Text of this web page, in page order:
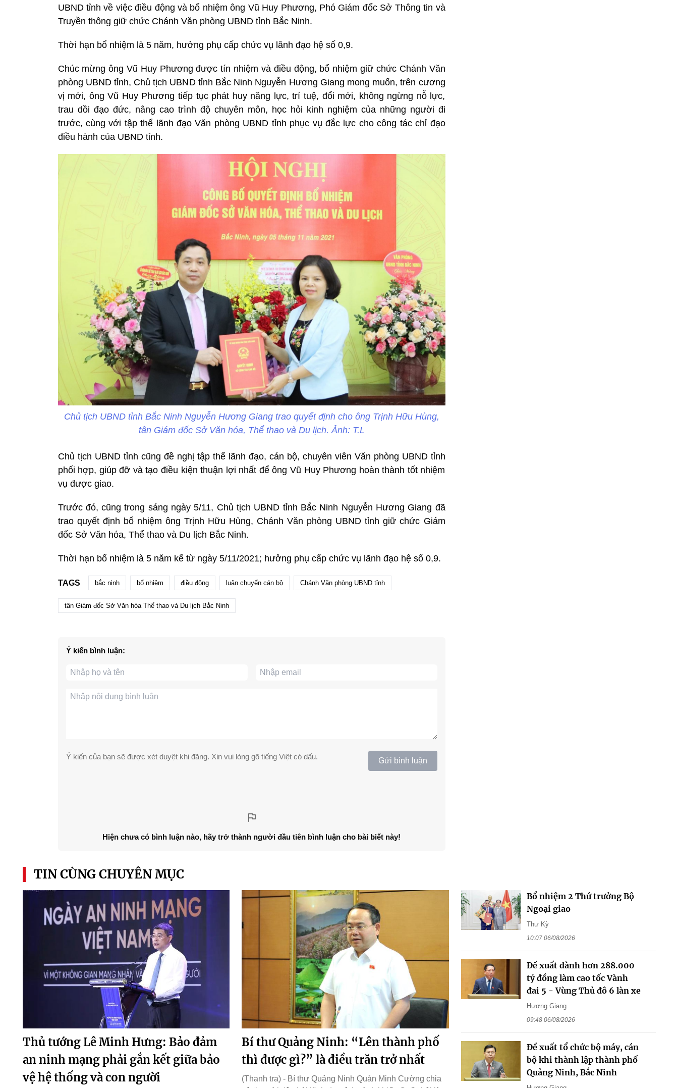
UBND tỉnh về việc điều động và bổ nhiệm ông Vũ Huy Phương, Phó Giám đốc Sở Thông tin và
Truyền thông giữ chức Chánh Văn phòng UBND tỉnh Bắc Ninh.
Thời hạn bổ nhiệm là 5 năm, hưởng phụ cấp chức vụ lãnh đạo hệ số 0,9.
Chúc mừng ông Vũ Huy Phương được tín nhiệm và điều động, bổ nhiệm giữ chức Chánh Văn
phòng UBND tỉnh, Chủ tịch UBND tỉnh Bắc Ninh Nguyễn Hương Giang mong muốn, trên cương
vị mới, ông Vũ Huy Phương tiếp tục phát huy năng lực, trí tuệ, đổi mới, không ngừng nỗ lực,
trau dồi đạo đức, nâng cao trình độ chuyên môn, học hỏi kinh nghiệm của những người đi
trước, cùng với tập thể lãnh đạo Văn phòng UBND tỉnh phục vụ đắc lực cho công tác chỉ đạo
điều hành của UBND tỉnh.
Chủ tịch UBND tỉnh Bắc Ninh Nguyễn Hương Giang trao quyết định cho ông Trịnh Hữu Hùng,
tân Giám đốc Sở Văn hóa, Thể thao và Du lịch. Ảnh: T.L
Chủ tịch UBND tỉnh cũng đề nghị tập thể lãnh đạo, cán bộ, chuyên viên Văn phòng UBND tỉnh
phối hợp, giúp đỡ và tạo điều kiện thuận lợi nhất để ông Vũ Huy Phương hoàn thành tốt nhiệm
vụ được giao.
Trước đó, cũng trong sáng ngày 5/11, Chủ tịch UBND tỉnh Bắc Ninh Nguyễn Hương Giang đã
trao quyết định bổ nhiệm ông Trịnh Hữu Hùng, Chánh Văn phòng UBND tỉnh giữ chức Giám
đốc Sở Văn hóa, Thể thao và Du lịch Bắc Ninh.
Thời hạn bổ nhiệm là 5 năm kể từ ngày 5/11/2021; hưởng phụ cấp chức vụ lãnh đạo hệ số 0,9.
TAGS bắc ninh bổ nhiệm điều động luân chuyển cán bộ Chánh Văn phòng UBND tỉnh
tân Giám đốc Sở Văn hóa Thể thao và Du lịch Bắc Ninh
Ý kiến bình luận:
Ý kiến của bạn sẽ được xét duyệt khi đăng. Xin vui lòng gõ tiếng Việt có dấu. Gửi bình luận
Hiện chưa có bình luận nào, hãy trở thành người đầu tiên bình luận cho bài biết này!
TIN CÙNG CHUYÊN MỤC
Thủ tướng Lê Minh Hưng: Bảo đảm
an ninh mạng phải gắn kết giữa bảo
vệ hệ thống và con người
Bí thư Quảng Ninh: “Lên thành phố
thì được gì?” là điều trăn trở nhất
(Thanh tra) - Bí thư Quảng Ninh Quản Minh Cường chia
Bổ nhiệm 2 Thứ trưởng Bộ
Ngoại giao
Thư Kỳ
10:07 06/08/2026
Đề xuất dành hơn 288.000
tỷ đồng làm cao tốc Vành
đai 5 - Vùng Thủ đô 6 làn xe
Hương Giang
09:48 06/08/2026
Đề xuất tổ chức bộ máy, cán
bộ khi thành lập thành phố
Quảng Ninh, Bắc Ninh